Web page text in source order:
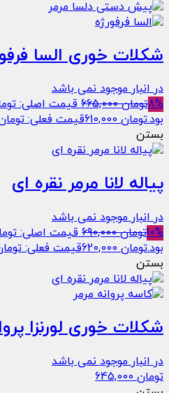
شکلات خوری السا
در انبار موجود نمی باشد
8%تومان665,000
بود.تومان610,000
قیمت فعلی: تومان
بستن
پیاله لانا مرمر نقره ای
در انبار موجود نمی باشد
10%تومان690,000
بود.تومان620,000
قیمت فعلی: تومان
بستن
شکلات خوری لورنزا
در انبار موجود نمی باشد
تومان645,000